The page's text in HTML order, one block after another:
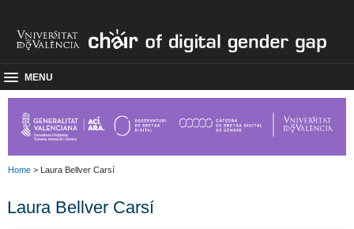
MENU
Home > Laura Bellver Carsí
Laura Bellver Carsí